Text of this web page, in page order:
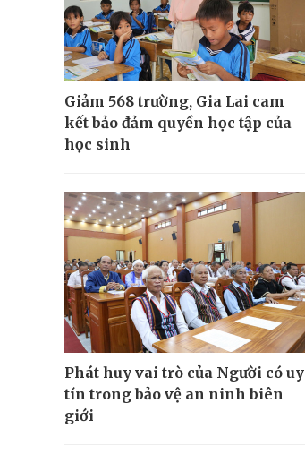
Giảm 568 trường, Gia Lai cam
kết bảo đảm quyền học tập của
học sinh
Phát huy vai trò của Người có uy
tín trong bảo vệ an ninh biên
giới